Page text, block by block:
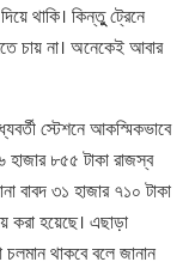
থাকি। কিন্তুু ট্রেনে
চায় না। অনেকেই আবার
স্টেশনে আকস্মিকভাবে
৮৫৫ টাকা রাজস্ব
বাবদ ৩১ হাজার ৭১০ টাকা
হয়েছে। এছাড়া
থাকবে বলে জানান